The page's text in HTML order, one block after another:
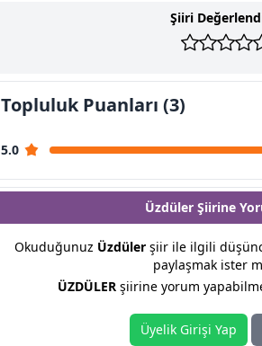
Şiiri
Topluluk Puanları (3)
5.0
Üzdüler Şiirine
Okuduğunuz Üzdüler şiir ile ilgili
paylaşmak ister
ÜZDÜLERşiirine yorum
Üyelik Girişi Yap